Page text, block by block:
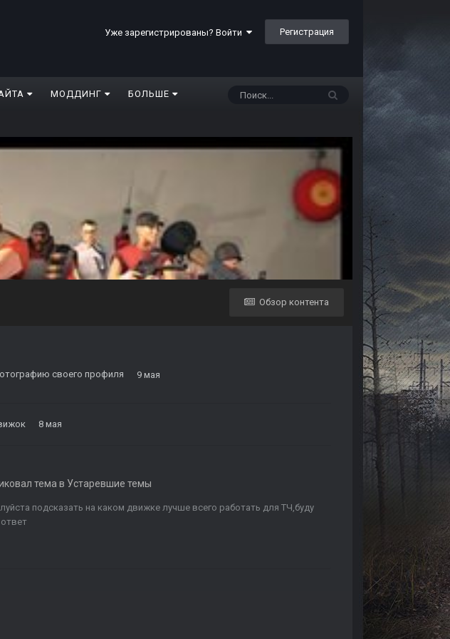
Уже зарегистрированы? Войти Регистрация
МОДДИНГ БОЛЬШЕ
Обзор контента
своего профиля 9 мая
8 мая
тема в Устаревшие темы
подсказать на каком движке лучше всего работать для ТЧ,буду